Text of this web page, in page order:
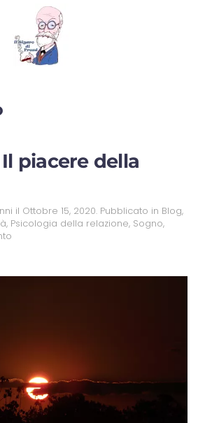
piacere della
il Ottobre 15, 2020. Pubblicato in Blog,
, Psicologia della relazione, Sogno,